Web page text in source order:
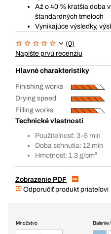
Až o 40 % kratšia doba
štandardných tmeloch
Vynikajúce výsledky,
(0)
Napíšte prvú recenziu
Hlavné charakteristiky
Finishing works
Drying speed
Filling works
Technické vlastnosti
Použiteľnosť: 3-5 min
Doba schnutia: 12 min
Hmotnosť: 1.3 g/cm³
Zobrazenie PDF
Odporučiť produkt priateľovi
Balenie
Množstvo